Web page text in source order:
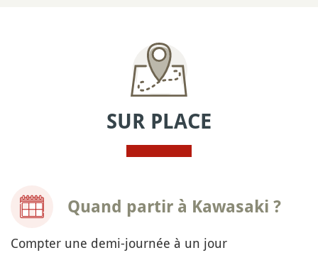
SUR PLACE
Quand partir à Kawasaki ?
Compter une demi-journée à un jour